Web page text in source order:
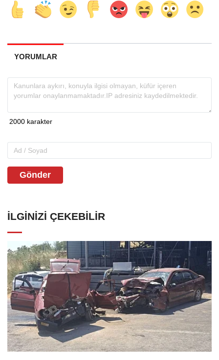
YORUMLAR
Gönder
İLGINIZI ÇEKEBILIR